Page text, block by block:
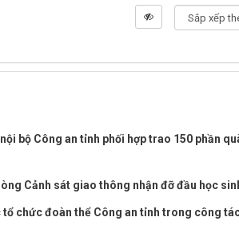
bộ Công an tỉnh phối hợp trao 150 phần
Cảnh sát giao thông nhận đỡ đầu học
tổ chức đoàn thể Công an tỉnh trong công